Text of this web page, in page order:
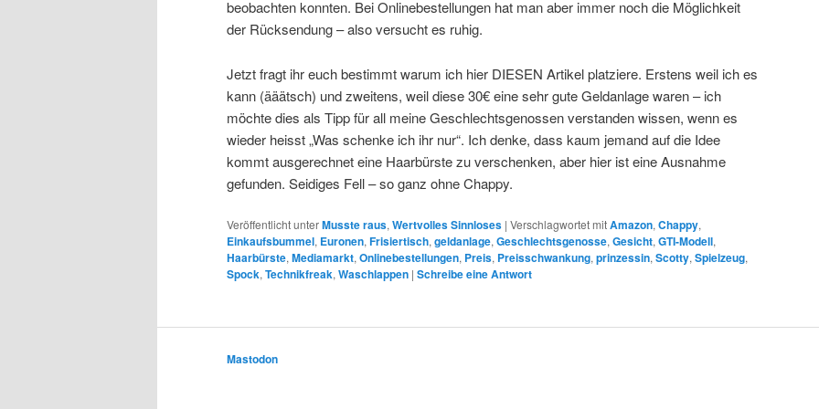
beobachten konnten. Bei Onlinebestellungen hat man aber immer noch die Möglichkeit
der Rücksendung – also versucht es ruhig.
Jetzt fragt ihr euch bestimmt warum ich hier DIESEN Artikel platziere. Erstens weil ich es
kann (ääätsch) und zweitens, weil diese 30€ eine sehr gute Geldanlage waren – ich
möchte dies als Tipp für all meine Geschlechtsgenossen verstanden wissen, wenn es
wieder heisst „Was schenke ich ihr nur“. Ich denke, dass kaum jemand auf die Idee
kommt ausgerechnet eine Haarbürste zu verschenken, aber hier ist eine Ausnahme
gefunden. Seidiges Fell – so ganz ohne Chappy.
Veröffentlicht unterMusste raus, Wertvolles Sinnloses | Verschlagwortet mitAmazon, Chappy,
Einkaufsbummel, Euronen, Frisiertisch, geldanlage, Geschlechtsgenosse, Gesicht, GTI-Modell,
Haarbürste, Mediamarkt, Onlinebestellungen, Preis, Preisschwankung, prinzessin, Scotty, Spielzeug,
Spock, Technikfreak, Waschlappen | Schreibe eine Antwort
Mastodon